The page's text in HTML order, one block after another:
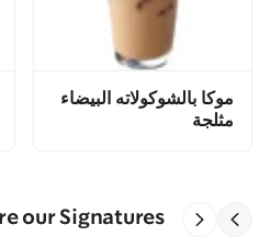
موكا بالشوكولاته البيضاء
مثلجة
our Signatures